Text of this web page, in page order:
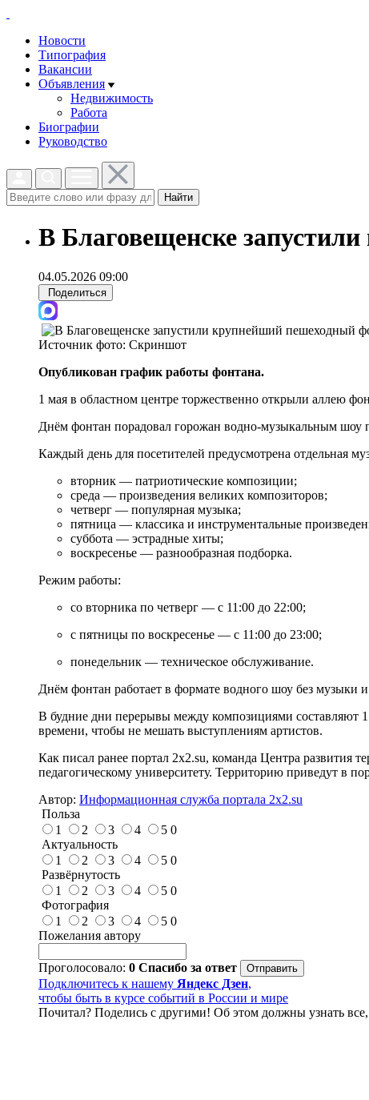
Новости
Типография
Вакансии
Объявления
Недвижимость
Работа
Биографии
Руководство
Найти
В Благовещенске
04.05.2026 09:00
Поделиться
Источник фото: Скриншот
Опубликован график работы фонтана.
1 мая в областном центре торжественно открыли аллею
Днём фонтан порадовал горожан водно-музыкальным
Каждый день для посетителей предусмотрена отдельная
вторник — патриотические композиции;
среда — произведения великих композиторов;
четверг — популярная музыка;
пятница — классика и инструментальные
суббота — эстрадные хиты;
воскресенье — разнообразная подборка.
Режим работы:
со вторника по четверг — с 11:00 до 22:00;
с пятницы по воскресенье — с 11:00 до 23:00;
понедельник — техническое обслуживание.
Днём фонтан работает в формате водного шоу без музыки
В будние дни перерывы между композициями составляют
времени, чтобы не мешать выступлениям артистов.
Как писал ранее портал 2х2.su, команда Центра развития
педагогическому университету. Территорию приведут в
Автор: Информационная служба портала 2x2.su
Польза
1
2 3 4 5 0
Актуальность
1
2 3 4 5 0
Развёрнутость
1
2 3 4 5 0
Фотография
1
2 3 4 5 0
Пожелания автору
Проголосовало: 0 Спасибо за ответ
Подключитесь к нашему Яндекс Дзен,
чтобы быть в курсе событий в России и мире
Почитал? Поделись с другими! Об этом должны узнать